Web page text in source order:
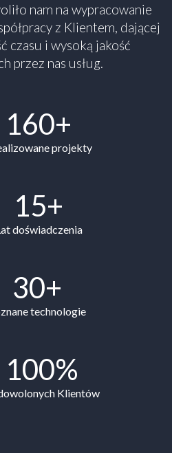
nam na wypracowanie
z Klientem, dającej
czasu i wysoką jakość
przez nas usług.
160+
projekty
15+
doświadczenia
30+
technologie
100%
Klientów